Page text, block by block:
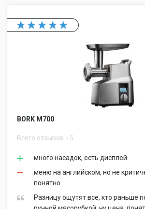
BORK M700
Всего отзывов 5
много насадок, есть дисплей
меню на английском, но не
понятно
Разницу ощутят все, кто раньше